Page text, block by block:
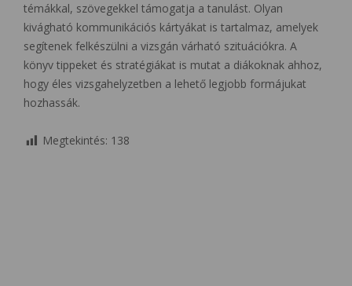
témákkal, szövegekkel támogatja a tanulást. Olyan
kivágható kommunikációs kártyákat is tartalmaz, amelyek
segítenek felkészülni a vizsgán várható szituációkra. A
könyv tippeket és stratégiákat is mutat a diákoknak ahhoz,
hogy éles vizsgahelyzetben a lehető legjobb formájukat
hozhassák.
Megtekintés: 138